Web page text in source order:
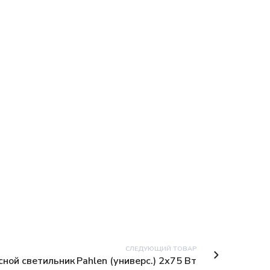
СЛЕДУЮЩИЙ ТОВАР
светильник Pahlen (универс.) 2х75 Вт